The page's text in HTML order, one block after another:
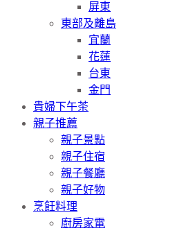
屏東
東部及離島
宜蘭
花蓮
台東
金門
貴婦下午茶
親子推薦
親子景點
親子住宿
親子餐廳
親子好物
烹飪料理
廚房家電